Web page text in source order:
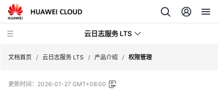
云日志服务 LTS
最
文档首页 / 云日志服务 LTS / 产品介绍 / 权限管理
更新时间： 2026-01-27 GMT+08:00